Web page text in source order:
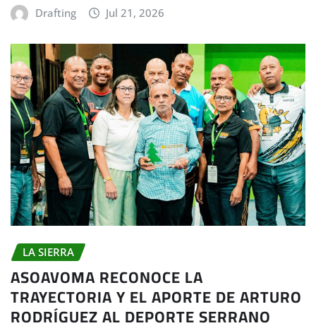
Drafting Jul 21, 2026
LA SIERRA
ASOAVOMA RECONOCE LA
TRAYECTORIA Y EL APORTE DE ARTURO
RODRÍGUEZ AL DEPORTE SERRANO